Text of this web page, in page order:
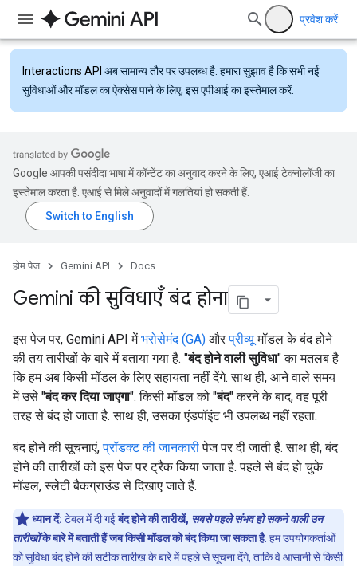
प्रवेश करें
Interactions API अब सामान्य तौर पर उपलब्ध है. हमारा सुझाव है कि सभी नई
सुविधाओं और मॉडल का ऐक्सेस पाने के लिए, इस एपीआई का इस्तेमाल करें.
Google आपकी पसंदीदा भाषा में कॉन्टेंट का अनुवाद करने के लिए, एआई टेक्नोलॉजी का
इस्तेमाल करता है. एआई से मिले अनुवादों में गलतियां हो सकती हैं.
होम पेज Gemini API Docs
Gemini की सुविधाएँ बंद होना
इस पेज पर, Gemini API मेंभरोसेमंद (GA) औरप्रीव्यूमॉडल के बंद होने
की तय तारीखों के बारे में बताया गया है. "बंद होने वाली सुविधा" का मतलब है
कि हम अब किसी मॉडल के लिए सहायता नहीं देंगे. साथ ही, आने वाले समय
में उसे "बंद कर दिया जाएगा". किसी मॉडल को "बंद" करने के बाद, वह पूरी
तरह से बंद हो जाता है. साथ ही, उसका एंडपॉइंट भी उपलब्ध नहीं रहता.
बंद होने की सूचनाएं,प्रॉडक्ट की जानकारीपेज पर दी जाती हैं. साथ ही, बंद
होने की तारीखों को इस पेज पर ट्रैक किया जाता है. पहले से बंद हो चुके
मॉडल, स्लेटी बैकग्राउंड से दिखाए जाते हैं.
ध्यान दें: टेबल में दी गईबंद होने की तारीखें, सबसे पहले संभव हो सकने वाली उन
तारीखोंके बारे में बताती हैं जब किसी मॉडल को बंद किया जा सकता है. हम उपयोगकर्ताओं
को सुविधा बंद होने की सटीक तारीख के बारे में पहले से सूचना देंगे, ताकि वे आसानी से किसी